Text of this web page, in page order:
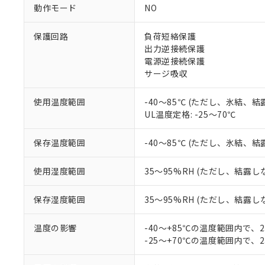
動作モード NO
保護回路
負荷短絡保護
出力逆接続保護
電源逆接続保護
サージ吸収
使用温度範囲
-40～85℃ (ただし、氷結、結
UL温度定格: -25～70℃
保存温度範囲 -40～85℃ (ただし、氷結、結
使用湿度範囲 35～95%RH (ただし、結露し
保存湿度範囲 35～95%RH (ただし、結露し
温度の影響
-40～+85℃の温度範囲内で
-25～+70℃の温度範囲内で
ご利用条件
以下の条件をお読
本サービス
くものです。
当社制御機
のであり、
い。
当社販売員に
オムロン制
在庫状況お
す。
マイパーツ
ている必要
調査・確認中：
非該当品：ライセ
仕入先様の事情に
があります。
*EU RoHS指令（10物質
鉛(Pb) 1000ppm以下、
六価クロム(Cr(Ⅵ))
フタル酸ビス(2-エチル
但し、RoHS指令で産
フタル酸エステル類の
※2 対応予定月
部品在庫の切り替
※3 非含有証明
※1 中国
「－」：未確認で
*中国RoHS10物質の基
Pb(鉛) :1000ppm、
Cr(Ⅵ)(六価クロム) :
DBP(フタル酸ジブチル
DEHP(フタル酸ビス(2-
「ｅ」：有害物質
「10」：通常の使
味します。
「－」：未確認で
当社は、こ
う）を輸出
などの必要な
当社は規制
ます。
当社は貴社
当社は、貴
また当社は
たしません。
記
号
説明
○ 一定数
△ 一定数
－
在庫な
機器販
空
白
受注生